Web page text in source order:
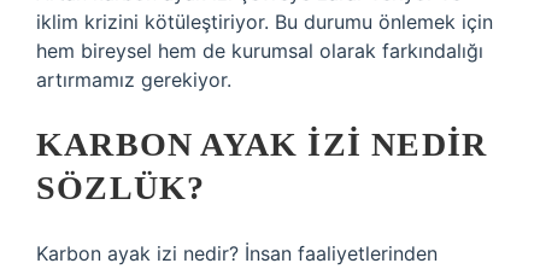
iklim krizini kötüleştiriyor. Bu durumu önlemek için
hem bireysel hem de kurumsal olarak farkındalığı
artırmamız gerekiyor.
KARBON AYAK IZI NEDIR
SÖZLÜK?
Karbon ayak izi nedir? İnsan faaliyetlerinden